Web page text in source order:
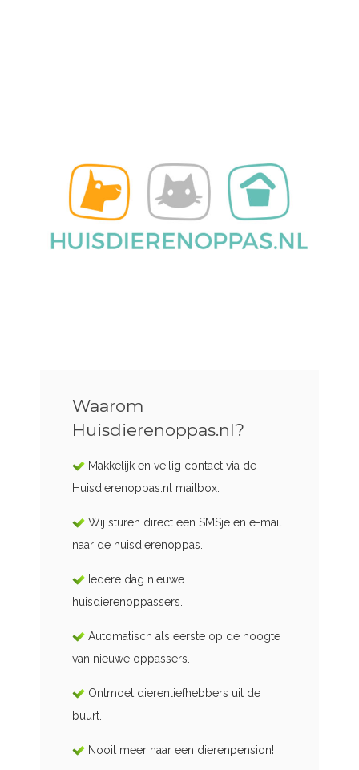
Waarom
Huisdierenoppas.nl?
Makkelijk en veilig contact via de
Huisdierenoppas.nl mailbox.
Wij sturen direct een SMSje en e-mail
naar de huisdierenoppas.
Iedere dag nieuwe
huisdierenoppassers.
Automatisch als eerste op de hoogte
van nieuwe oppassers.
Ontmoet dierenliefhebbers uit de
buurt.
Nooit meer naar een dierenpension!